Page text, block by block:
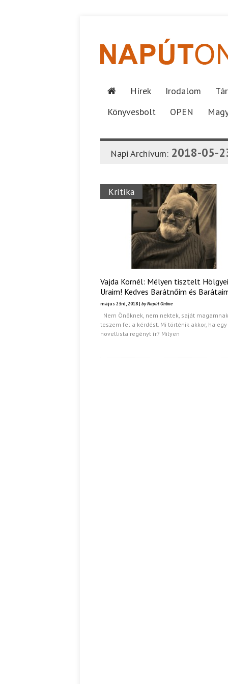
Hírek Irodalom
Könyvesbolt
OPEN
Napi Archívum: 2018-05-
Kritika
Vajda Kornél: Mélyen tisztelt
Uraim! Kedves Barátnőim és
május 23rd, 2018 | by Napút Online
Nem Önöknek, nem nektek, saját magamnak
teszem fel a kérdést. Mi történik akkor, ha egy
novellista regényt ír? Milyen